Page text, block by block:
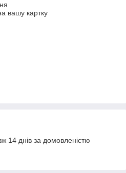
вашу картку
14 днів за домовленістю